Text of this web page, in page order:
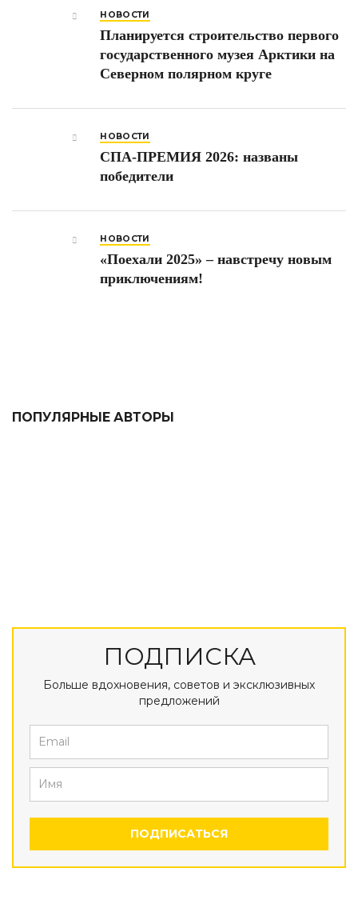
НОВОСТИ
Планируется строительство первого
государственного музея Арктики на
Северном полярном круге
НОВОСТИ
СПА-ПРЕМИЯ 2026: названы
победители
НОВОСТИ
«Поехали 2025» – навстречу новым
приключениям!
ПОПУЛЯРНЫЕ АВТОРЫ
ПОДПИСКА
Больше вдохновения, советов и эксклюзивных
предложений
ПОДПИСАТЬСЯ